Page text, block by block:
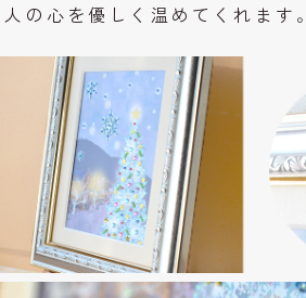
人の心を優しく温めてくれます。